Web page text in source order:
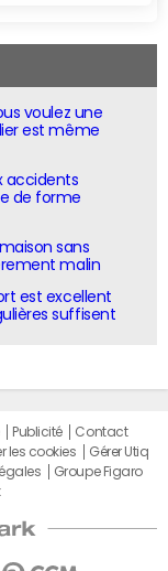
voulez une
est même
accidents
de forme
sans
malin
est excellent
suffisent
Publicité
Contact
les cookies
Gérer Utiq
Groupe Figaro